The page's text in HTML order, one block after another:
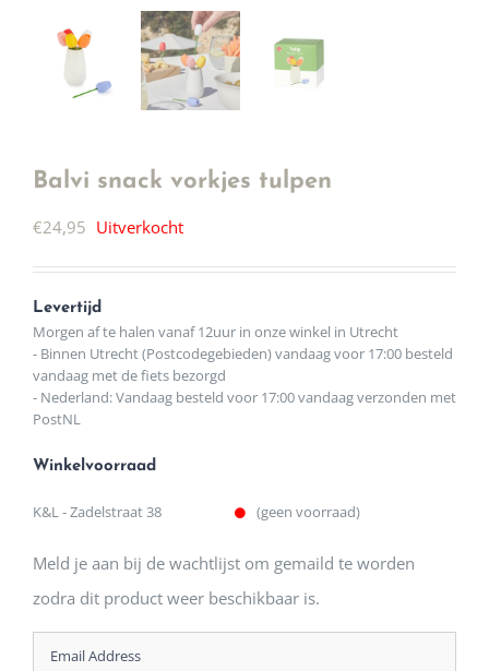
Balvi snack vorkjes tulpen
€24,95 Uitverkocht
Levertijd
Morgen af te halen vanaf 12uur in onze winkel in Utrecht
- Binnen Utrecht (Postcodegebieden) vandaag voor 17:00 besteld
vandaag met de fiets bezorgd
- Nederland: Vandaag besteld voor 17:00 vandaag verzonden met
PostNL
Winkelvoorraad
K&L - Zadelstraat 38 (geen voorraad)
Meld je aan bij de wachtlijst om gemaild te worden
zodra dit product weer beschikbaar is.
Enter